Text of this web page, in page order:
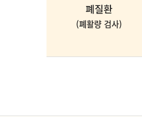
폐질환
(폐활량 검사)